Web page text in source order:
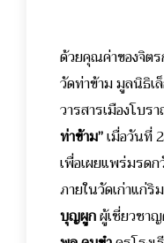
ด้วยคุณค่าของจิต
วัดท่าข้าม มูลนิธิ
วารสารเมืองโบร
ท่าข้าม”เมื่อวันที่
เพื่อเผยแพร่มร
ภายในวัดเก่าแก่
บุญผูกผู้เชี่ยวชา